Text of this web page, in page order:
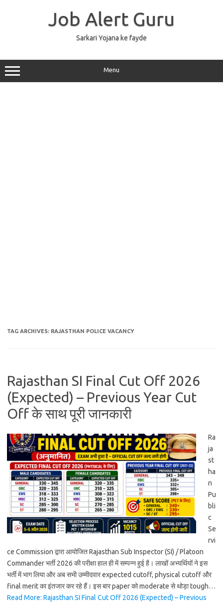
Job Alert Guru
Sarkari Yojana ke fayde
Menu
TAG ARCHIVES: RAJASTHAN POLICE VACANCY
Rajasthan SI Final Cut Off 2026
(Expected) – Previous Year Cut
Off के साथ पूरी जानकारी
Ra
ja
st
ha
n
Pu
bli
c
Se
rvi
ce Commission द्वारा आयोजित Rajasthan Sub Inspector (SI) / Platoon
Commander भर्ती 2026 की परीक्षा हाल ही में सम्पन्न हुई है। लाखों अभ्यर्थियों ने इस
भर्ती में भाग लिया और अब सभी उम्मीदवार expected cutoff, physical cutoff और
final merit का इंतजार कर रहे हैं। इस बार paper को moderate से थोड़ा tough…
Read More: Rajasthan SI Final Cut Off 2026 (Expected) – Previous